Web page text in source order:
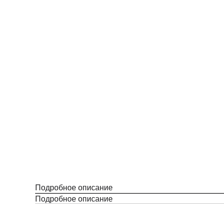
Подробное описание
Подробное описание